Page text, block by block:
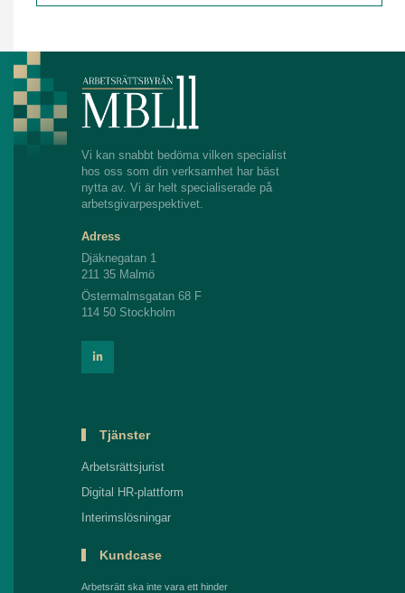
Vi kan snabbt bedöma vilken specialist
hos oss som din verksamhet har bäst
nytta av. Vi är helt specialiserade på
arbetsgivarpespektivet.
Adress
Djäknegatan 1
211 35 Malmö
Östermalmsgatan 68 F
114 50 Stockholm
Tjänster
Arbetsrättsjurist
Digital HR-plattform
Interimslösningar
Kundcase
Arbetsrätt ska inte vara ett hinder